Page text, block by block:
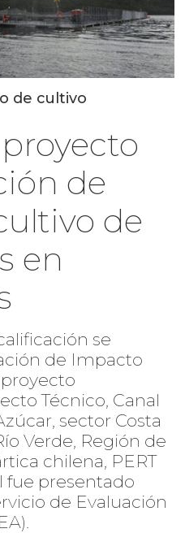
de cultivo
de
de
en
se
de Impacto
Técnico, Canal
sector Costa
Verde, Región de
chilena, PERT
fue presentado
de Evaluación